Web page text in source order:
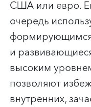
США или евро.
очередь
и
высоким
позволяют
внутренних,